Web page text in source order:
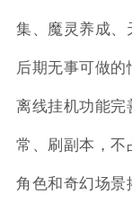
集、魔灵养成
后期无事可做的
离线挂机功能完
常、刷副本，不
角色和奇幻场景